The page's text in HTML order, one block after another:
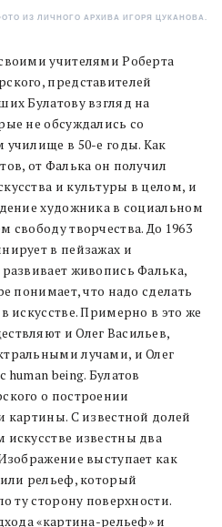
ИЗ ЛИЧНОГО АРХИВА ИГОРЯ ЦУКАНОВА.
учителями Роберта
представителей
Булатову взгляд на
не обсуждались со
в 50-е годы. Как
от Фалька он получил
и культуры в целом, и
художника в социальном
свободу творчества. До 1963
в пейзажах и
живопись Фалька,
понимает, что надо сделать
искусстве. Примерно в это же
и Олег Васильев,
лучами, и Олег
being. Булатов
о построении
картины. С известной долей
известны два
выступает как
рельеф, который
ту сторону поверхности.
«картина-рельеф» и